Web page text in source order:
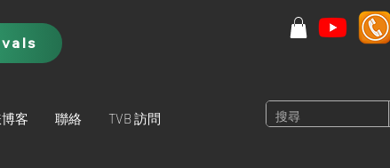
客 聯絡 TVB 訪問